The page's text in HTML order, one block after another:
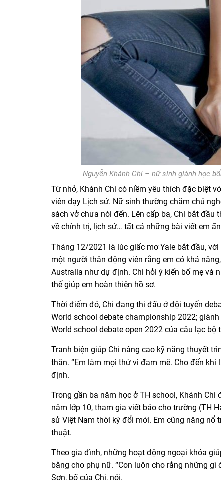
Nguyễn Khánh Chi – nữ sinh giành học
Từ nhỏ, Khánh Chi có niềm yêu thích đặc biệt
viên dạy Lịch sử. Nữ sinh thường chăm chú
sách vở chưa nói đến. Lên cấp ba, Chi bắt
về chính trị, lịch sử… tất cả những bài viết em
Tháng 12/2021 là lúc giấc mơ Yale bắt đầu,
một người thân động viên rằng em có khả
Australia như dự định. Chi hỏi ý kiến bố mẹ và
thể giúp em hoàn thiện hồ sơ.
Thời điểm đó, Chi đang thi đấu ở đội tuyển
World school debate championship 2022;
World school debate open 2022 của câu lạc bộ
Tranh biện giúp Chi nâng cao kỹ năng thuyết
thân. “Em làm mọi thứ vì đam mê. Cho đến khi
định.
Trong gần ba năm học ở TH school, Khánh
năm lớp 10, tham gia viết báo cho trường (TH
sử Việt Nam thời kỳ đổi mới. Em cũng năng nổ
thuật.
Theo gia đình, những hoạt động ngoại khóa
bằng cho phụ nữ. “Con luôn cho rằng những
Sơn, bố của Chi, nói.